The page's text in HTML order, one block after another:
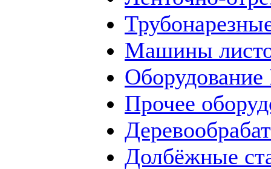
Машины
Прочее
Долбёжные